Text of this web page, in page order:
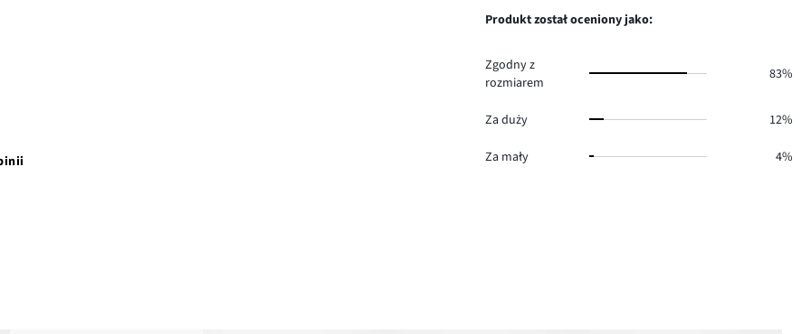
0.
głosów
Produkt został oceniony jako:
Zgodny z
rozmiarem
83%
Za duży 12%
Za mały 4%